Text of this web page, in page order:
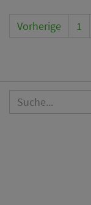
Vorherige 1